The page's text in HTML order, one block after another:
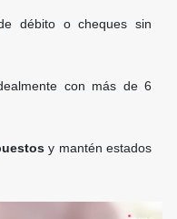
débito o cheques sin
con más de 6
y mantén estados